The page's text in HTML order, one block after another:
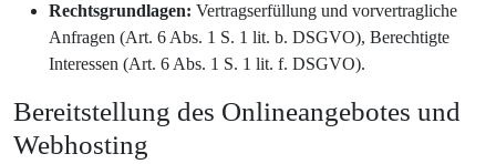
Rechtsgrundlagen: Vertragserfüllung und vorvertragliche
Anfragen (Art. 6 Abs. 1 S. 1 lit. b. DSGVO), Berechtigte
Interessen (Art. 6 Abs. 1 S. 1 lit. f. DSGVO).
Bereitstellung des Onlineangebotes und
Webhosting